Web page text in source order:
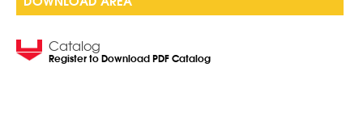
Catalog
Register to Download PDF Catalog